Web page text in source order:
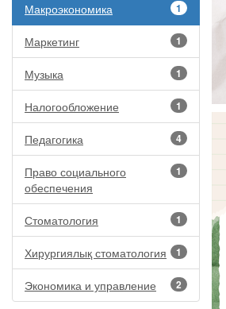
1
Макроэкономика
1
Маркетинг
1
Музыка
1
Налогообложение
4
Педагогика
1
Право социального
обеспечения
1
Стоматология
1
Хирургиялық стоматология
2
Экономика и управление